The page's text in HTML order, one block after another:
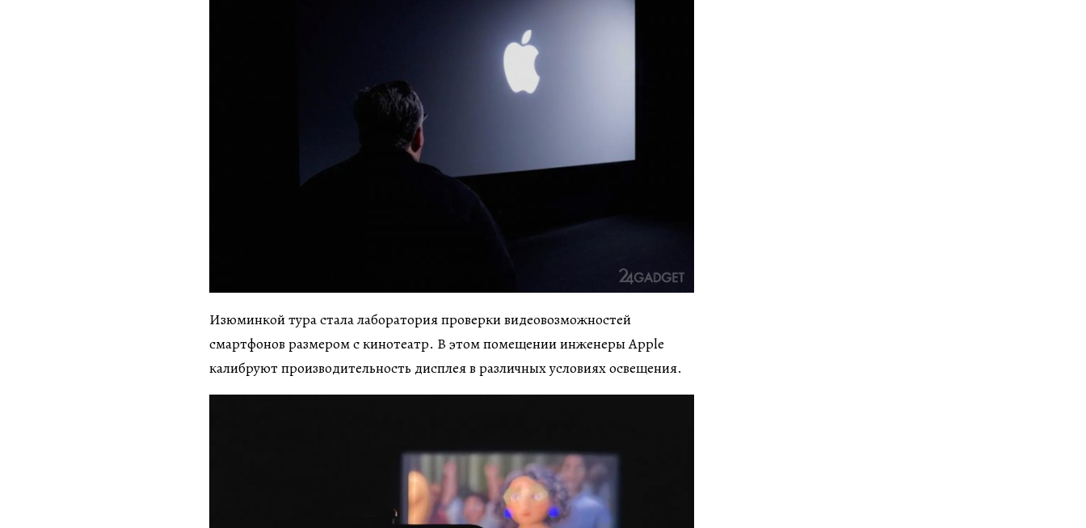
Изюминкой тура стала лаборатория проверки видеовозможностей
смартфонов размером с кинотеатр. В этом помещении инженеры Apple
калибруют производительность дисплея в различных условиях освещения.